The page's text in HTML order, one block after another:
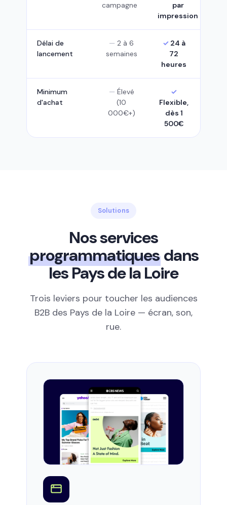
campagne
par
impression
Délai de
lancement
2 à 6
semaines
24 à
72
heures
Minimum
d'achat
Élevé
(10
000€+)
Flexible,
dès 1
500€
Solutions
Nos services
programmatiques dans
les Pays de la Loire
Trois leviers pour toucher les audiences
B2B des Pays de la Loire — écran, son,
rue.